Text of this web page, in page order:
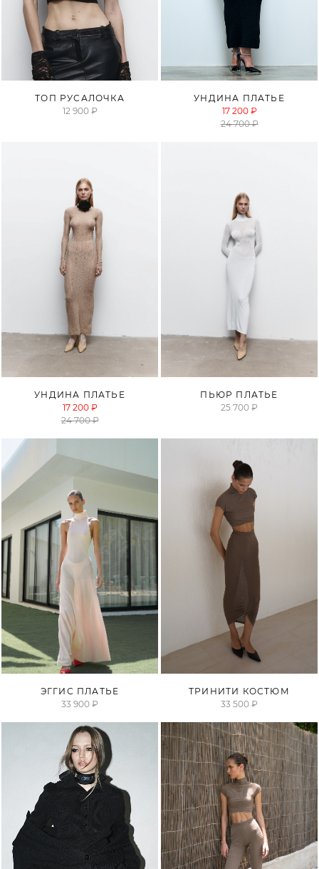
ТОП РУСАЛОЧКА
12 900 ₽
УНДИНА ПЛАТЬЕ
17 200 ₽
24 700 ₽
УНДИНА ПЛАТЬЕ
17 200 ₽
24 700 ₽
ПЬЮР ПЛАТЬЕ
25 700 ₽
ЭГГИС ПЛАТЬЕ
33 900 ₽
ТРИНИТИ КОСТЮМ
33 500 ₽